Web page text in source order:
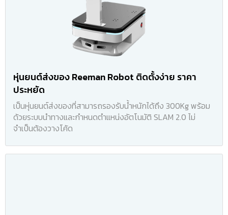
หุ่นยนต์ส่งของ Reeman Robot ติดตั้งง่าย ราคา
ประหยัด
เป็นหุ่นยนต์ส่งของที่สามารถรองรับน้ำหนักได้ถึง 300Kg พร้อม
ด้วยระบบนำทางและกำหนดตำแหน่งอัตโนมัติ SLAM 2.0 ไม่
จำเป็นต้องวางโค้ด